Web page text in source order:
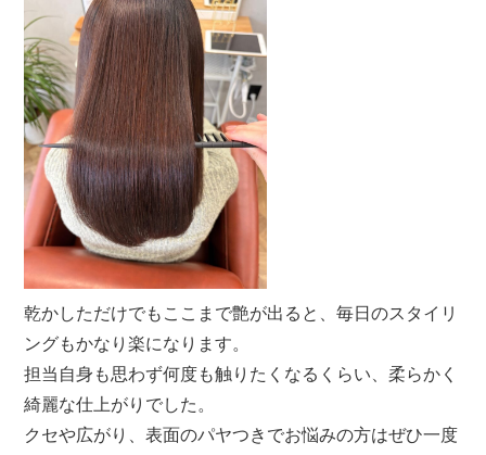
乾かしただけでもここまで艶が出ると、毎日のスタイリ
ングもかなり楽になります。
担当自身も思わず何度も触りたくなるくらい、柔らかく
綺麗な仕上がりでした。
クセや広がり、表面のパヤつきでお悩みの方はぜひ一度